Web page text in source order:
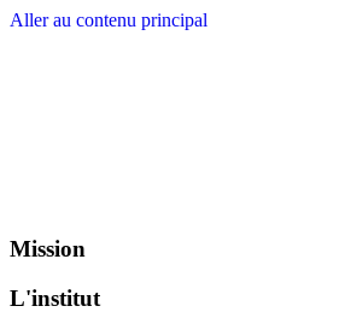
Aller au contenu principal
Mission
L'institut